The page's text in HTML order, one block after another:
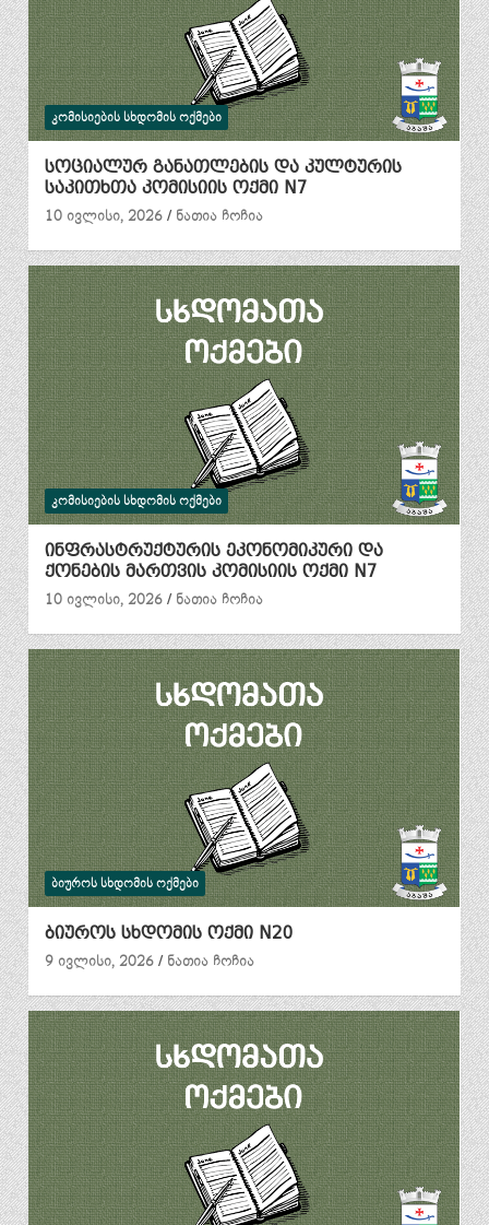
ᲙᲝᲛᲘᲡᲘᲔᲑᲘᲡ ᲡᲮᲓᲝᲛᲘᲡ ᲝᲥᲛᲔᲑᲘ
სოციალურ განათლების და კულტურის
საკითხთა კომისიის ოქმი N7
10 ივლისი, 2026
ნათია ჩოჩია
ᲙᲝᲛᲘᲡᲘᲔᲑᲘᲡ ᲡᲮᲓᲝᲛᲘᲡ ᲝᲥᲛᲔᲑᲘ
ინფრასტრუქტურის ეკონომიკური და
ქონების მართვის კომისიის ოქმი N7
10 ივლისი, 2026
ნათია ჩოჩია
ᲑᲘᲣᲠᲝᲡ ᲡᲮᲓᲝᲛᲘᲡ ᲝᲥᲛᲔᲑᲘ
ბიუროს სხდომის ოქმი N20
9 ივლისი, 2026
ნათია ჩოჩია